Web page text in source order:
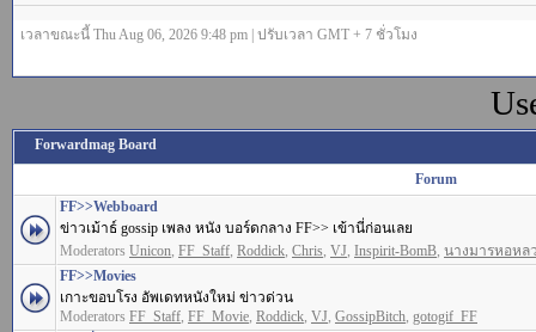
เวลาขณะนี้ Thu Aug 06, 2026 9:48 pm | ปรับเวลา GMT + 7 ชั่วโมง
Forwardmag Board
Forum
FF>>Webboard
ข่าวเม้าธ์ gossip เพลง หนัง บอร์ดกลาง FF>> เข้านี่ก่อนเลย
Moderators Unicon, FF_Staff, Roddick, Chris, VJ, Inspirit-BomB, นางมารหอหล
FF>>Movies
เกาะขอบโรง อัพเดทหนังใหม่ ข่าวด่วน
Moderators FF_Staff, FF_Movie, Roddick, VJ, GossipBitch, gotogif_FF